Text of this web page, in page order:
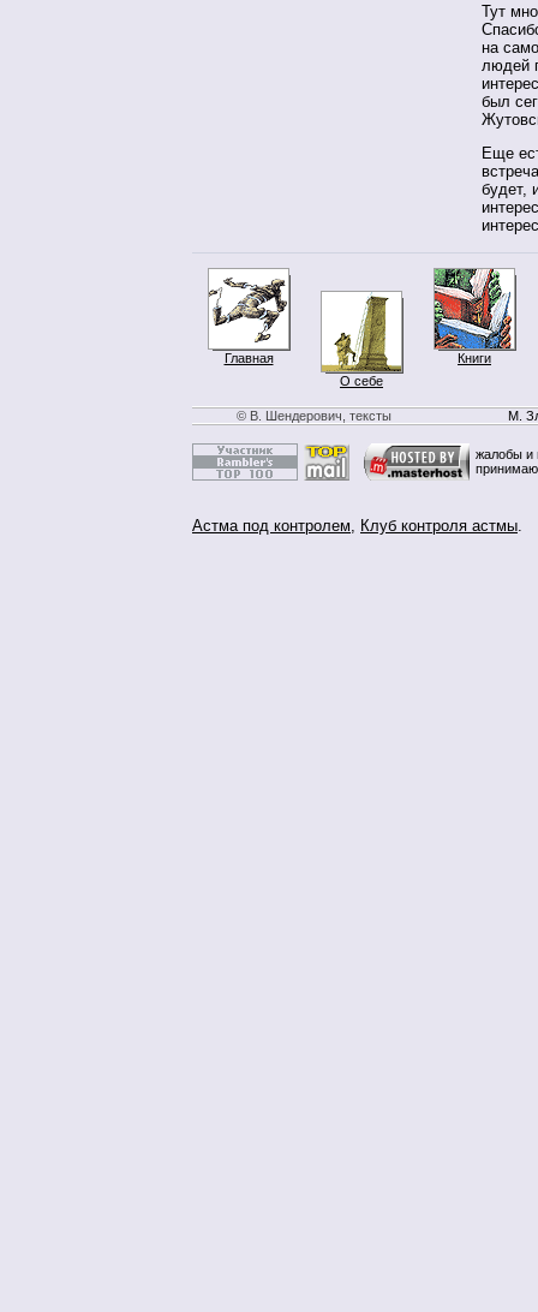
Тут
на
людей
был
Еще
будет,
Главная
О себе
Книги
© В. Шендерович, тексты М.
жалобы и
Астма под контролем, Клуб контроля астмы.